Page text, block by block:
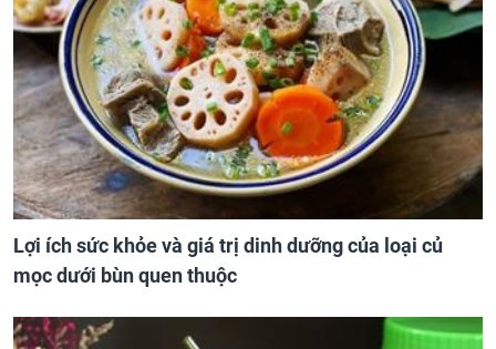
Lợi ích sức khỏe và giá trị dinh dưỡng của loại củ
mọc dưới bùn quen thuộc